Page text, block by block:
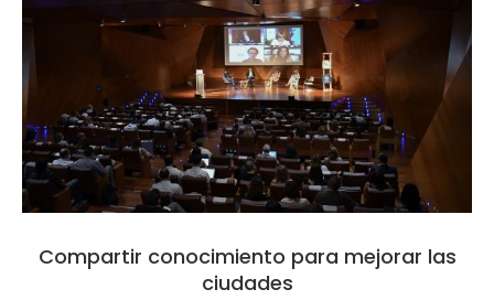
Compartir conocimiento para mejorar las
ciudades